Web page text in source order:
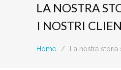
LA NOSTRA
I NOSTRI
Home / La nostra